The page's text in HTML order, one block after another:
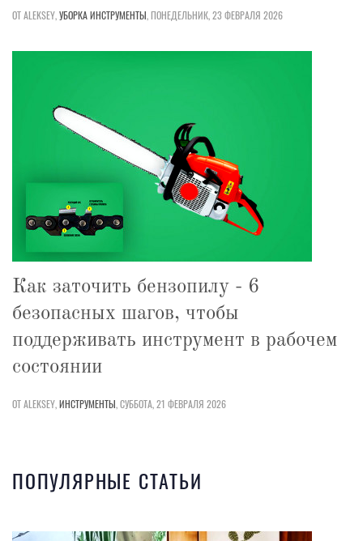
ОТ ALEKSEY,УБОРКАИНСТРУМЕНТЫ,ПОНЕДЕЛЬНИК, 23 ФЕВРАЛЯ 2026
Как заточить бензопилу - 6
безопасных шагов, чтобы
поддерживать инструмент в рабочем
состоянии
ОТ ALEKSEY,ИНСТРУМЕНТЫ,СУББОТА, 21 ФЕВРАЛЯ 2026
ПОПУЛЯРНЫЕ СТАТЬИ